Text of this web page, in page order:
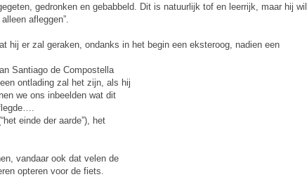
gedronken en gebabbeld. Dit is natuurlijk tof en leerrijk, maar hij wil
afleggen”.
hij er zal geraken, ondanks in het begin een eksteroog, nadien een
Santiago de Compostella
ontlading zal het zijn, als hij
we ons inbeelden wat dit
einde der aarde”), het
vandaar ook dat velen de
opteren voor de fiets.